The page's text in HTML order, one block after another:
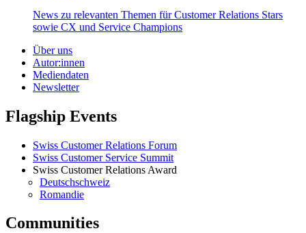
News zu relevanten Themen für Customer Relations Stars
sowie CX und Service Champions
Über uns
Autor:innen
Mediendaten
Newsletter
Flagship Events
Swiss Customer Relations Forum
Swiss Customer Service Summit
Swiss Customer Relations Award
Deutschschweiz
Romandie
Communities